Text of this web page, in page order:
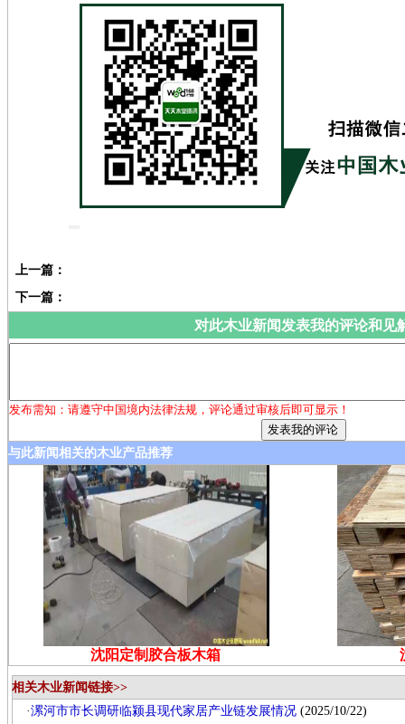
上一篇：
下一篇：
对此木业新闻发表我的评论和见
发布需知：请遵守中国境内法律法规，评论通过审核后即可显示！
与此新闻相关的木业产品推荐
沈阳定制胶合板木箱
相关木业新闻链接>>
·漯河市市长调研临颍县现代家居产业链发展情况 (2025/10/22)